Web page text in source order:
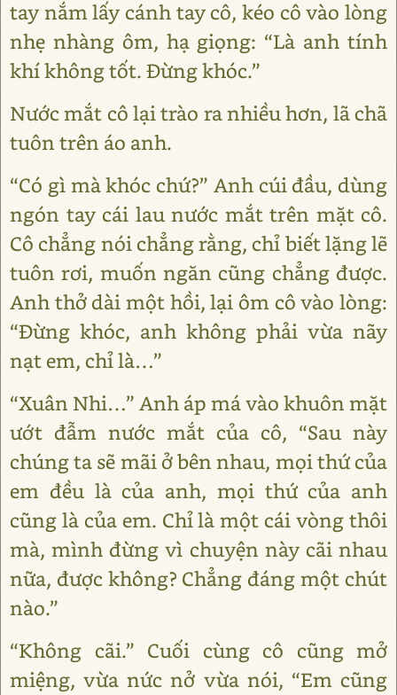
tay nắm lấy cánh tay cô, kéo cô vào lòng
nhẹ nhàng ôm, hạ giọng: “Là anh tính
khí không tốt. Đừng khóc.”
Nước mắt cô lại trào ra nhiều hơn, lã chã
tuôn trên áo anh.
“Có gì mà khóc chứ?” Anh cúi đầu, dùng
ngón tay cái lau nước mắt trên mặt cô.
Cô chẳng nói chẳng rằng, chỉ biết lặng lẽ
tuôn rơi, muốn ngăn cũng chẳng được.
Anh thở dài một hồi, lại ôm cô vào lòng:
“Đừng khóc, anh không phải vừa nãy
nạt em, chỉ là…”
“Xuân Nhi…” Anh áp má vào khuôn mặt
ướt đẫm nước mắt của cô, “Sau này
chúng ta sẽ mãi ở bên nhau, mọi thứ của
em đều là của anh, mọi thứ của anh
cũng là của em. Chỉ là một cái vòng thôi
mà, mình đừng vì chuyện này cãi nhau
nữa, được không? Chẳng đáng một chút
nào.”
“Không cãi.” Cuối cùng cô cũng mở
miệng, vừa nức nở vừa nói, “Em cũng